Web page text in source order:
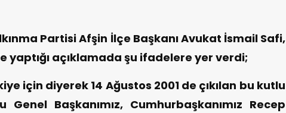
Partisi Afşin İlçe Başkanı Avukat İsmail Safi,
yaptığı açıklamada şu ifadelere yer verdi;
için diyerek 14 Ağustos 2001 de çıkılan bu kutlu
Genel Başkanımız, Cumhurbaşkanımız Recep